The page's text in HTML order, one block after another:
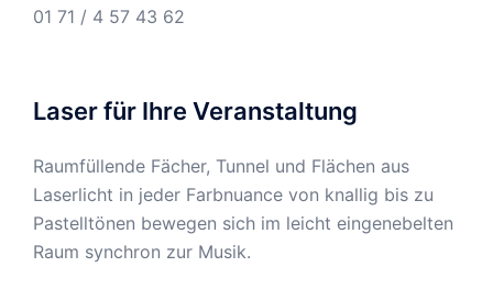
01 71 / 4 57 43 62
Laser für Ihre Veranstaltung
Raumfüllende Fächer, Tunnel und Flächen aus
Laserlicht in jeder Farbnuance von knallig bis zu
Pastelltönen bewegen sich im leicht eingenebelten
Raum synchron zur Musik.